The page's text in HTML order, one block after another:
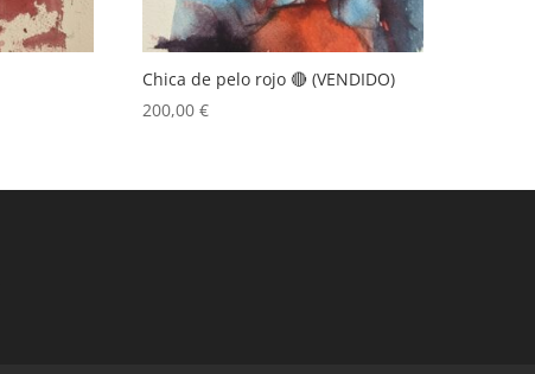
Chica de pelo rojo 🔴 (VENDIDO)
200,00€